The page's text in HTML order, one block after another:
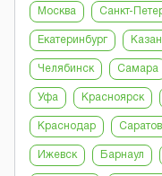
Москва Санкт-
Екатеринбург
Челябинск Самара
Уфа Красноярск
Краснодар Саратов
Ижевск Барнаул